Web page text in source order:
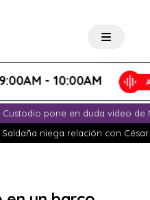
- 10:00AM
Custodio pone en duda video de
Saldaña niega relación con